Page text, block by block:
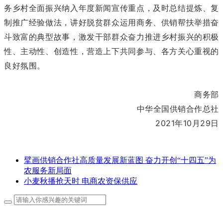
务乡村全面振兴纳入年度新闻宣传重点，及时总结提炼、复
制推广经验做法，讲好脱贫群众运用商务、供销帮扶举措奋
斗致富的典型故事，激发干部群众奋力推进乡村振兴的积极
性、主动性、创造性，营造上下共同参与、各方关心重视的
良好氛围。
商务部
中华全国供销合作总社
2021年10月29日
擘画供销合作社高质量发展新蓝图 奋力开创“十四五”为
农服务新局面
小麦秋播抢天时 电商农资保供应